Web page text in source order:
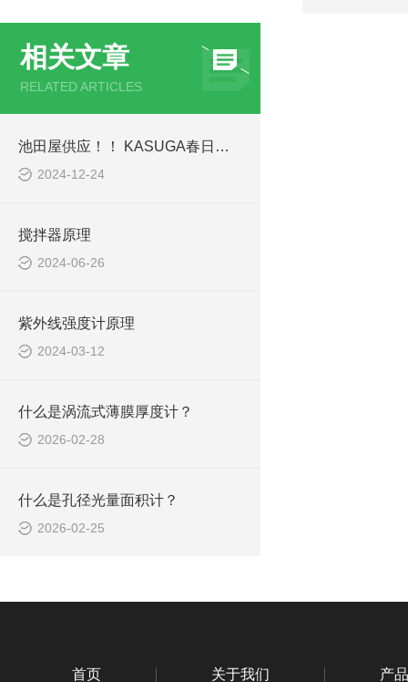
相关文章
RELATED ARTICLES
池田屋供应！！ KASUGA春日电机 离子发生器原理
2024-12-24
搅拌器原理
2024-06-26
紫外线强度计原理
2024-03-12
什么是涡流式薄膜厚度计？
2026-02-28
什么是孔径光量面积计？
2026-02-25
首页 关于我们 产